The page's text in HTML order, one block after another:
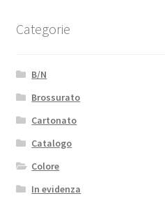
Categorie
B/N
Brossurato
Cartonato
Catalogo
Colore
In evidenza